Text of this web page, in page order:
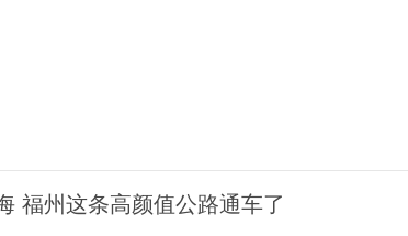
福州这条高颜值公路通车了